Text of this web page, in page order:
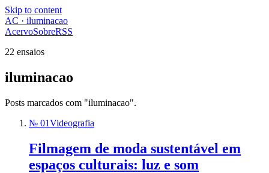
Skip to content
AC · iluminacao
AcervoSobreRSS
22 ensaios
iluminacao
Posts marcados com "iluminacao".
№ 01Videografia
Filmagem de moda sustentável em
espaços culturais: luz e som